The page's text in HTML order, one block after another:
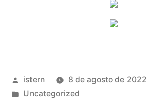
Publicado
por
istern
8 de agosto de 2022
Publicado
Uncategorized